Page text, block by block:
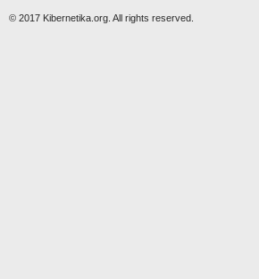
© 2017 Kibernetika.org. All rights reserved.